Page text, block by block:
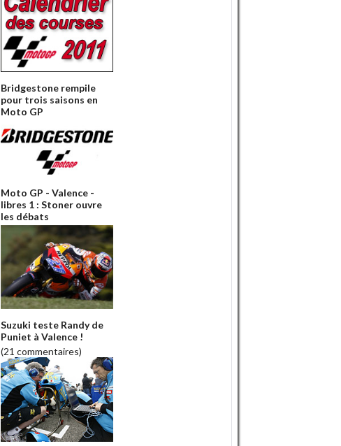
Bridgestone rempile
pour trois saisons en
Moto GP
Moto GP - Valence -
libres 1 : Stoner ouvre
les débats
Suzuki teste Randy de
Puniet à Valence !
(21 commentaires)